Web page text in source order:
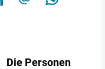
Die Personen